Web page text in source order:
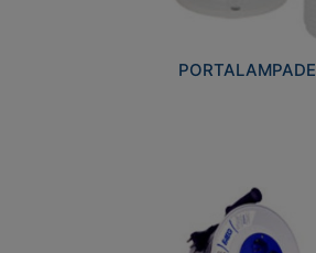
PORTALAMPADE